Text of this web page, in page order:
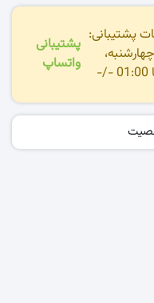
پشتیبانی: پشتیبانی
واتساپ